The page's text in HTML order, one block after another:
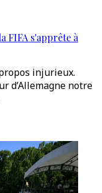
FIFA s'apprête à
injurieux.
d’Allemagne notre